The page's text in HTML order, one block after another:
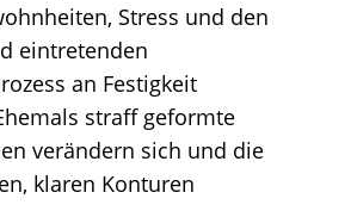
Stress und den
eintretenden
an Festigkeit
straff geformte
verändern sich und die
klaren Konturen